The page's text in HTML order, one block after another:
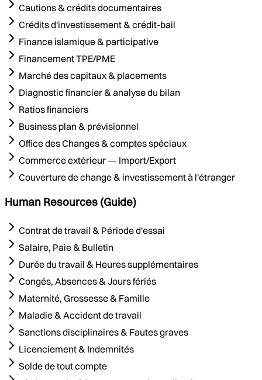
Cautions & crédits documentaires
Crédits d'investissement & crédit-bail
Finance islamique & participative
Financement TPE/PME
Marché des capitaux & placements
Diagnostic financier & analyse du bilan
Ratios financiers
Business plan & prévisionnel
Office des Changes & comptes spéciaux
Commerce extérieur — Import/Export
Couverture de change & investissement à l'étranger
Human Resources (Guide)
Contrat de travail & Période d'essai
Salaire, Paie & Bulletin
Durée du travail & Heures supplémentaires
Congés, Absences & Jours fériés
Maternité, Grossesse & Famille
Maladie & Accident de travail
Sanctions disciplinaires & Fautes graves
Licenciement & Indemnités
Solde de tout compte